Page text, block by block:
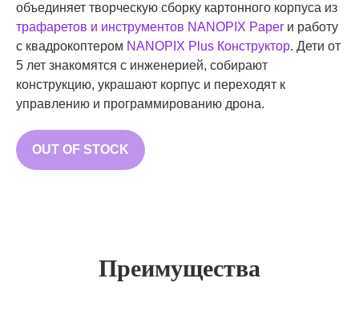
объединяет творческую сборку картонного корпуса из
трафаретов и инструментов NANOPIX Paper и работу
с квадрокоптером NANOPIX Plus Конструктор. Дети от
5 лет знакомятся с инженерией, собирают
конструкцию, украшают корпус и переходят к
управлению и программированию дрона.
OUT OF STOCK
Преимущества